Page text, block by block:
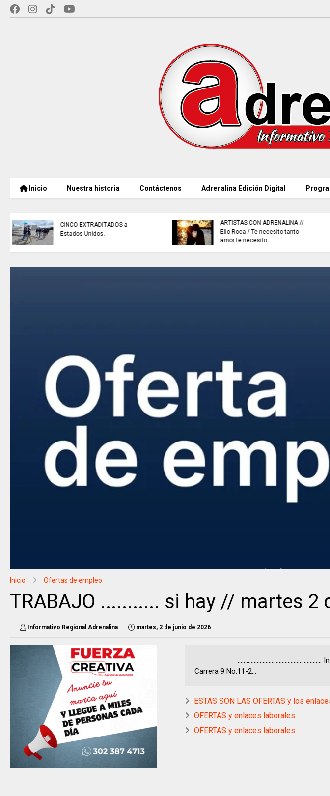
Inicio Nuestra historia Contáctenos Adrenalina Edición Digital
EL COLECTIVO DEPORTIVO//
emisión del 6 de agosto de 2026
sistemas de recolección de
aguas lluvias para enfrentar el
fenómeno de El Niño.
Inicio Ofertas de empleo
TRABAJO ........... si hay // martes 2
Informativo Regional Adrenalina martes, 2 de junio de 2026
.........................................................
Carrera 9 No.11-2...
ESTAS SON LAS OFERTAS y los
OFERTAS y enlaces laborales
OFERTAS y enlaces laborales